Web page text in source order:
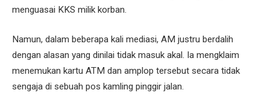
menguasai KKS milik korban.
Namun, dalam beberapa kali mediasi, AM justru berdalih
dengan alasan yang dinilai tidak masuk akal. Ia mengklaim
menemukan kartu ATM dan amplop tersebut secara tidak
sengaja di sebuah pos kamling pinggir jalan.